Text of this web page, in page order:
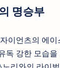
명승부
이언츠의 에
독 강한 모습